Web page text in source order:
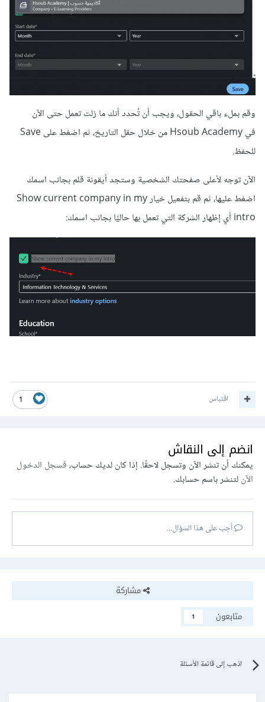
وقم بملء باقي الحقول، ويجب أن تُحدد أنك ما زلت تعمل حتى الآن
في Hsoub Academy من خلال حقل التاريخ، ثم اضغط على Save
للحفظ.
الآن توجه لأعلى صفحتك الشخصية وستجد أيقونة قلم بجانب اسمك
اضغط عليها، ثم قم بتفعيل خيار Show current company in my
intro أي إظهار الشركة التي تعمل بها حاليًا بجانب اسمك:
1 اقتباس
انضم إلى النقاش
يمكنك أن تنشر الآن وتسجل لاحقًا. إذا كان لديك حساب،فسجل الدخول
الآنلتنشر باسم حسابك.
أجب على هذا السؤال...
مشاركة
متابعون
1
اذهب إلى قائمة الأسئلة